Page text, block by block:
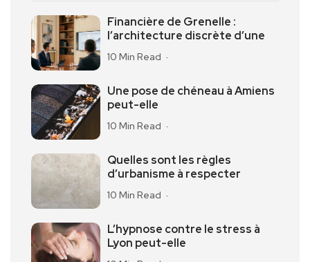
Financière de Grenelle :
l’architecture discrète d’une
10 Min Read
Une pose de chéneau à Amiens
peut-elle
10 Min Read
Quelles sont les règles
d’urbanisme à respecter
10 Min Read
L’hypnose contre le stress à
Lyon peut-elle